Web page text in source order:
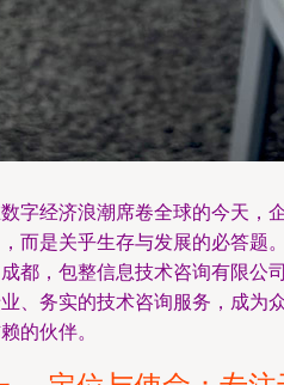
字经济浪潮席卷全球的今天，
而是关乎生存与发展的必答题
都，包整信息技术咨询有限公
、务实的技术咨询服务，成为
的伙伴。